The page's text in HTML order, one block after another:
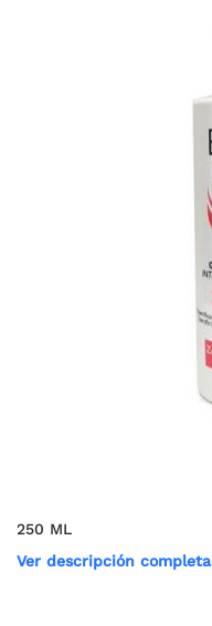
250 ML
Ver descripción completa